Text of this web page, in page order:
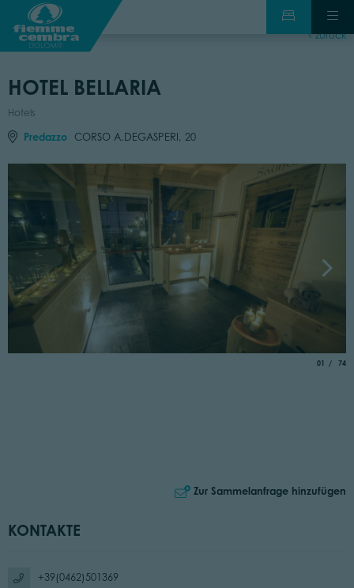
zurück
HOTEL BELLARIA
Hotels
Predazzo CORSO A.DEGASPERI, 20
01 von
74
Zur Sammelanfrage hinzufügen
KONTAKTE
+39(0462)501369